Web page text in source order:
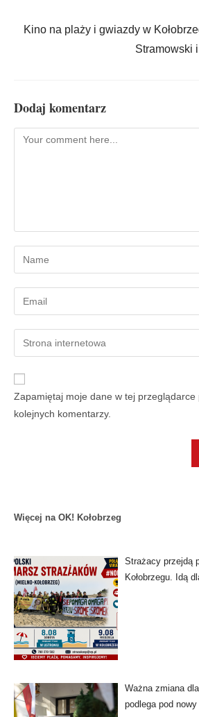
Kino na plaży i gwiazdy w
Stramowski
Dodaj komentarz
Zapamiętaj moje dane w tej przeglądarce
kolejnych komentarzy.
Więcej na OK! Kołobrzeg
Strażacy przejdą
Kołobrzegu. Idą
Ważna zmiana
podlega pod nowy